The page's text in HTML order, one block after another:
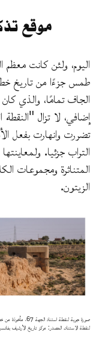
موقع
اليوم، ولئن كانت معظم
طمس جزءًا من تاريخ
الجاف تمامًا، والذي
تضررت وانهارت بفعل
التراب جزئيا.
المتناثرة ومجموعات
الزيتون.
لنقطة الاستناد. المصدر: مركز تاريخ الأرشيف